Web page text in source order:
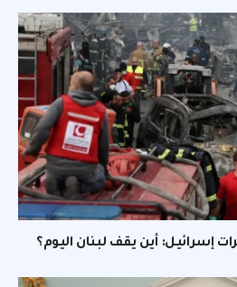
إسرائيل: أين يقف لبنان اليوم؟